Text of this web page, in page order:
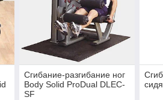
Сгибание-разгибание ног
Body Solid ProDual DLEC-
SF